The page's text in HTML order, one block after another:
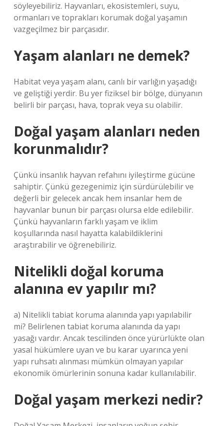
söyleyebiliriz. Hayvanları, ekosistemleri, suyu,
ormanları ve toprakları korumak doğal yaşamın
vazgeçilmez bir parçasıdır.
Yaşam alanları ne demek?
Habitat veya yaşam alanı, canlı bir varlığın yaşadığı
ve geliştiği yerdir. Bu yer fiziksel bir bölge, dünyanın
belirli bir parçası, hava, toprak veya su olabilir.
Doğal yaşam alanları neden
korunmalıdır?
Çünkü insanlık hayvan refahını iyileştirme gücüne
sahiptir. Çünkü gezegenimiz için sürdürülebilir ve
değerli bir gelecek ancak hem insanlar hem de
hayvanlar bunun bir parçası olursa elde edilebilir.
Çünkü hayvanların farklı yaşam ve iklim
koşullarında nasıl hayatta kalabildiklerini
araştırabilir ve öğrenebiliriz.
Nitelikli doğal koruma
alanına ev yapılır mı?
a) Nitelikli tabiat koruma alanında yapı yapılabilir
mi? Belirlenen tabiat koruma alanında da yapı
yasağı vardır. Ancak tescilinden önce yürürlükte olan
yasal hükümlere uyan ve bu karar uyarınca yeni
yapı ruhsatı alınması mümkün olmayan yapılar
ekonomik ömürlerinin sonuna kadar kullanılabilir.
Doğal yaşam merkezi nedir?